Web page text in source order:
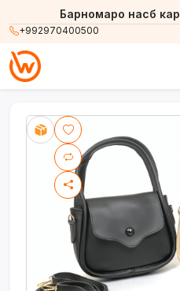
+992970400500
Барномаро насб